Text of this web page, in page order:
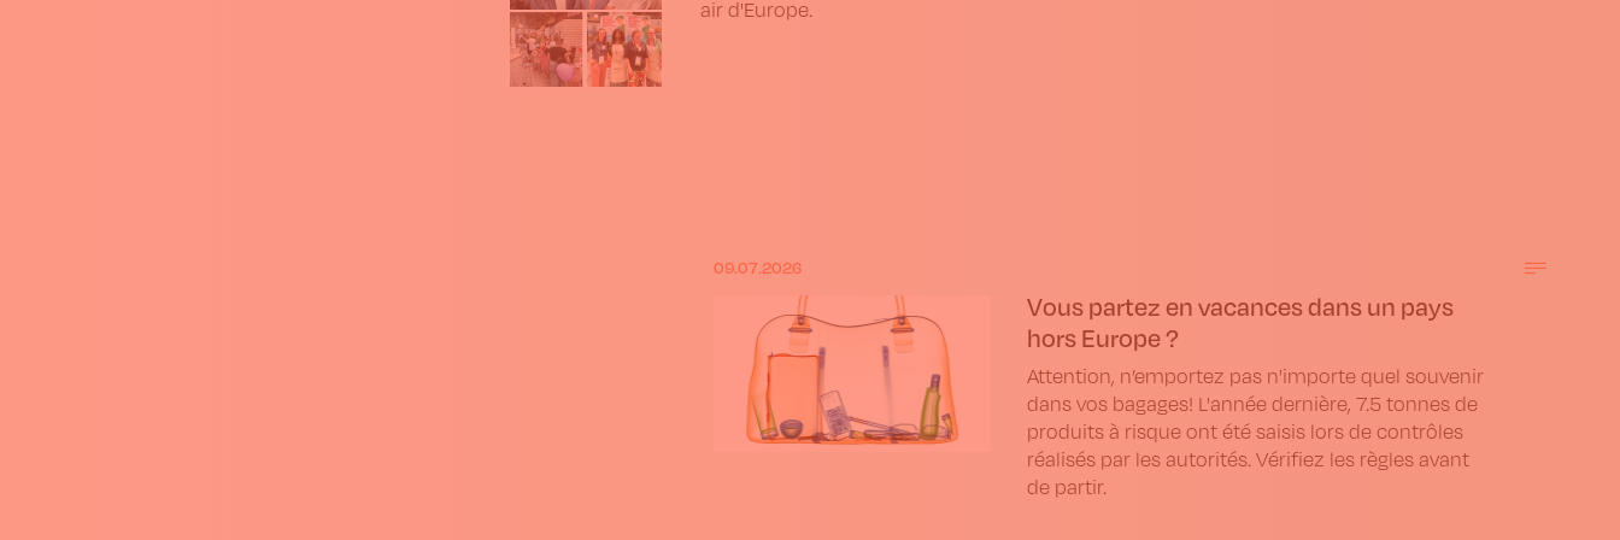
air d'Europe.
09.07.2026
Vous partez en vacances dans un pays
hors Europe ?
Attention, n’emportez pas n'importe quel souvenir
dans vos bagages! L'année dernière, 7.5 tonnes de
produits à risque ont été saisis lors de contrôles
réalisés par les autorités. Vérifiez les règles avant
de partir.